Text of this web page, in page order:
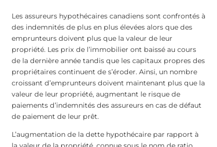
Les assureurs hypothécaires canadiens sont confrontés à
des indemnités de plus en plus élevées alors que des
emprunteurs doivent plus que la valeur de leur
propriété. Les prix de l’immobilier ont baissé au cours
de la dernière année tandis que les capitaux propres des
propriétaires continuent de s’éroder. Ainsi, un nombre
croissant d’emprunteurs doivent maintenant plus que la
valeur de leur propriété, augmentant le risque de
paiements d’indemnités des assureurs en cas de défaut
de paiement de leur prêt.
L’augmentation de la dette hypothécaire par rapport à